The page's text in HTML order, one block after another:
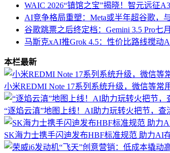
WAIC 2026“镇馆之宝”揭晓！智元远征
AI竞争格局重塑：Meta或半年超谷歌，
谷歌跳票之后终定档：Gemini 3.5 Pro七
马斯克xAI推Grok 4.5：性价比路线搅动
本栏最新
小米REDMI Note 17系列系统升级，微信等常
“逐焰云滇”地图上线！AI助力玩转火把节，
SK海力士携手闪迪发布HBF标准规范 助力AI